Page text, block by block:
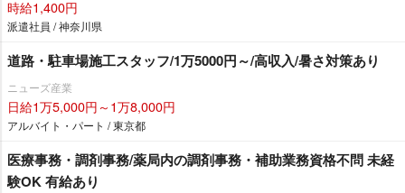
時給1,400円
派遣社員 / 神奈川県
道路・駐車場施工スタッフ/1万5000円～/高収入/暑さ対策あり
ニューズ産業
日給1万5,000円～1万8,000円
アルバイト・パート / 東京都
医療事務・調剤事務/薬局内の調剤事務・補助業務資格不問 未経
験OK 有給あり